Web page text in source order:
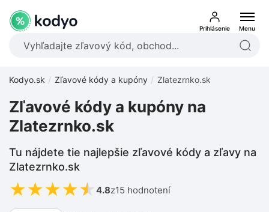
Prihlásenie Menu
Kodyo.sk Zľavové kódy a kupóny Zlatezrnko.sk
Zľavové kódy a kupóny na
Zlatezrnko.sk
Tu nájdete tie najlepšie zľavové kódy a zľavy na
Zlatezrnko.sk
★★★★★ 4.8z15 hodnotení